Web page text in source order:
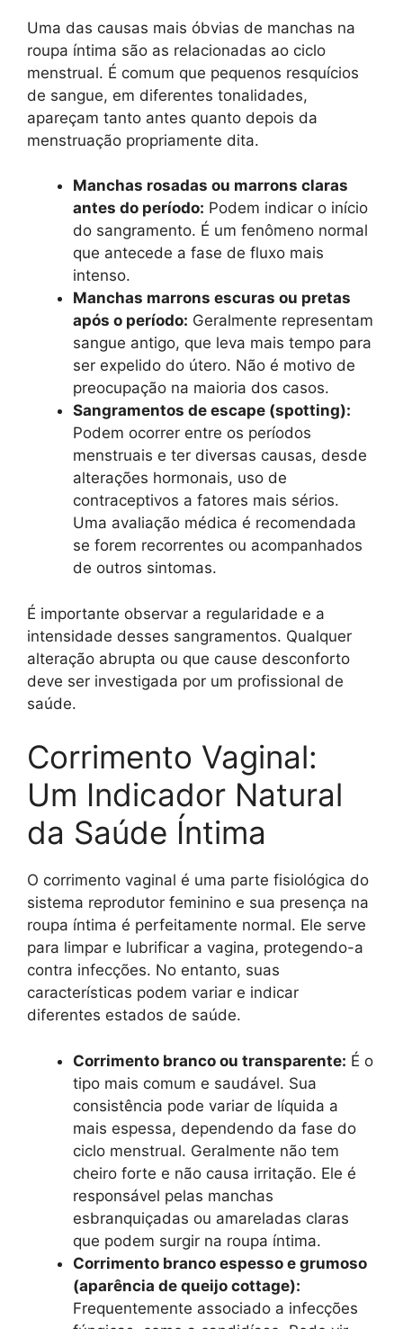
Uma das causas mais óbvias de manchas na
roupa íntima são as relacionadas ao ciclo
menstrual. É comum que pequenos resquícios
de sangue, em diferentes tonalidades,
apareçam tanto antes quanto depois da
menstruação propriamente dita.
Manchas rosadas ou marrons claras
antes do período: Podem indicar o início
do sangramento. É um fenômeno normal
que antecede a fase de fluxo mais
intenso.
Manchas marrons escuras ou pretas
após o período: Geralmente representam
sangue antigo, que leva mais tempo para
ser expelido do útero. Não é motivo de
preocupação na maioria dos casos.
Sangramentos de escape (spotting):
Podem ocorrer entre os períodos
menstruais e ter diversas causas, desde
alterações hormonais, uso de
contraceptivos a fatores mais sérios.
Uma avaliação médica é recomendada
se forem recorrentes ou acompanhados
de outros sintomas.
É importante observar a regularidade e a
intensidade desses sangramentos. Qualquer
alteração abrupta ou que cause desconforto
deve ser investigada por um profissional de
saúde.
Corrimento Vaginal:
Um Indicador Natural
da Saúde Íntima
O corrimento vaginal é uma parte fisiológica do
sistema reprodutor feminino e sua presença na
roupa íntima é perfeitamente normal. Ele serve
para limpar e lubrificar a vagina, protegendo-a
contra infecções. No entanto, suas
características podem variar e indicar
diferentes estados de saúde.
Corrimento branco ou transparente: É o
tipo mais comum e saudável. Sua
consistência pode variar de líquida a
mais espessa, dependendo da fase do
ciclo menstrual. Geralmente não tem
cheiro forte e não causa irritação. Ele é
responsável pelas manchas
esbranquiçadas ou amareladas claras
que podem surgir na roupa íntima.
Corrimento branco espesso e grumoso
(aparência de queijo cottage):
Frequentemente associado a infecções